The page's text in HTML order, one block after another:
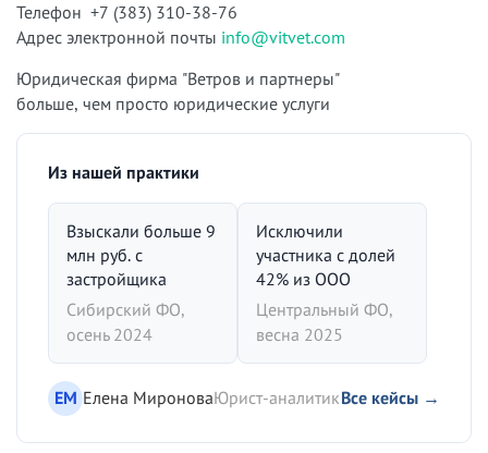
Телефон +7 (383) 310-38-76
Адрес электронной почты info@vitvet.com
Юридическая фирма "Ветров и партнеры"
больше, чем просто юридические услуги
Из нашей практики
Взыскали больше 9
млн руб. с
застройщика
Сибирский ФО,
осень 2024
Исключили
участника с долей
42% из ООО
Центральный ФО,
весна 2025
ЕМ Елена МироноваЮрист-аналитикВсе кейсы →